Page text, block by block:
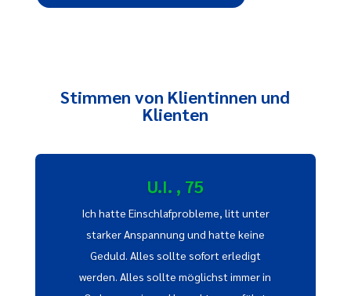
Stimmen von Klientinnen und
Klienten
U.I. , 75
Ich hatte Einschlafprobleme, litt unter
starker Anspannung und hatte keine
Geduld. Alles sollte sofort erledigt
werden. Alles sollte möglichst immer in